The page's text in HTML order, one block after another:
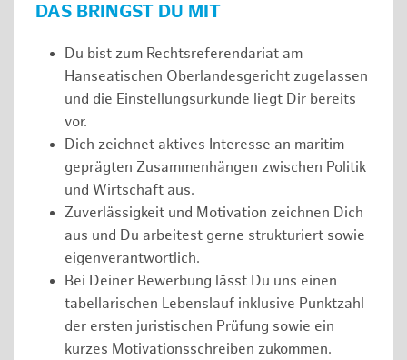
DAS BRINGST DU MIT
Du bist zum Rechtsreferendariat am
Hanseatischen Oberlandesgericht zugelassen
und die Einstellungsurkunde liegt Dir bereits
vor.
Dich zeichnet aktives Interesse an maritim
geprägten Zusammenhängen zwischen Politik
und Wirtschaft aus.
Zuverlässigkeit und Motivation zeichnen Dich
aus und Du arbeitest gerne strukturiert sowie
eigenverantwortlich.
Bei Deiner Bewerbung lässt Du uns einen
tabellarischen Lebenslauf inklusive Punktzahl
der ersten juristischen Prüfung sowie ein
kurzes Motivationsschreiben zukommen.